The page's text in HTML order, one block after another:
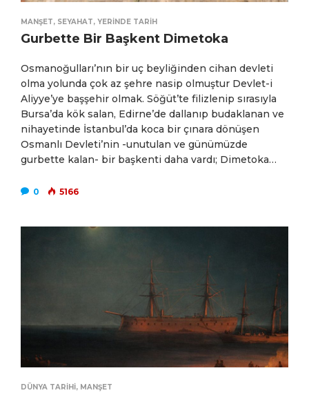
MANŞET, SEYAHAT, YERINDE TARIH
Gurbette Bir Başkent Dimetoka
Osmanoğulları’nın bir uç beyliğinden cihan devleti
olma yolunda çok az şehre nasip olmuştur Devlet-i
Aliyye’ye başşehir olmak. Söğüt’te filizlenip sırasıyla
Bursa’da kök salan, Edirne’de dallanıp budaklanan ve
nihayetinde İstanbul’da koca bir çınara dönüşen
Osmanlı Devleti’nin -unutulan ve günümüzde
gurbette kalan- bir başkenti daha vardı; Dimetoka…
0 5166
DÜNYA TARIHI, MANŞET